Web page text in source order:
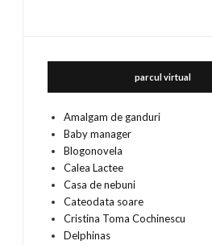
parcul virtual
Amalgam de ganduri
Baby manager
Blogonovela
Calea Lactee
Casa de nebuni
Cateodata soare
Cristina Toma Cochinescu
Delphinas